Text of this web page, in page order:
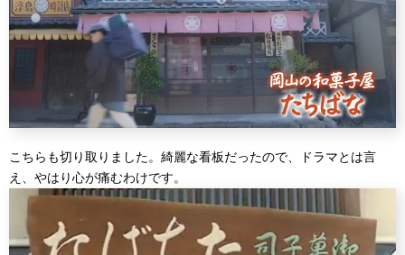
こちらも切り取りました。綺麗な看板だったので、ドラマとは言
え、やはり心が痛むわけです。